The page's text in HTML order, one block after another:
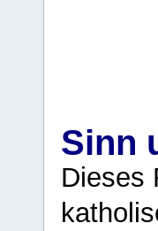
Sinn
Dieses